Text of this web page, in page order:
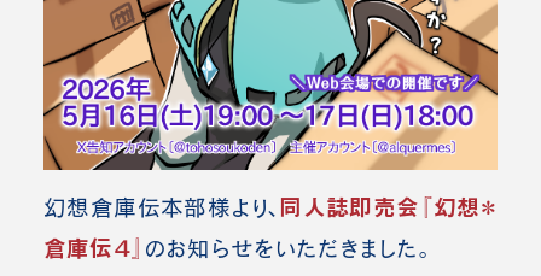
幻想倉庫伝本部様より、 同人誌即売会『幻想＊
倉庫伝４』 のお知らせをいただきました。